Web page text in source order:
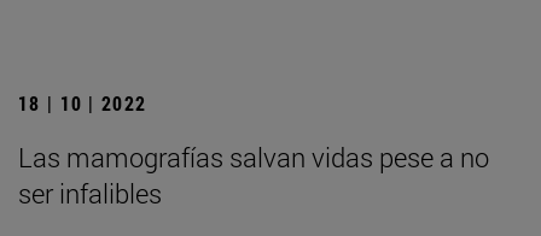
18 | 10 | 2022
Las mamografías salvan vidas pese a no
ser infalibles